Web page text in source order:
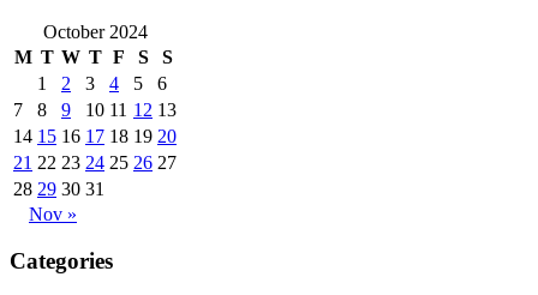
October 2024
M T W T F S
S
1
2 3 4 5
6
7
8 9 10 11 12 13
14 15 16 17 18 19 20
21 22 23 24 25 26 27
28 29 30 31
Nov »
Categories